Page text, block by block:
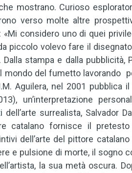
mostrano. Curioso
verso molte altre
considero uno di quei
piccolo volevo fare il
stampa e dalla pubblicità,
mondo del fumetto lavorando
Aguilera, nel 2001 pubblica
un’interpretazione
surrealista, Salvador
catalano fornisce il
dell’arte del pittore
e pulsione di morte, il sogno
la sua metà oscura.